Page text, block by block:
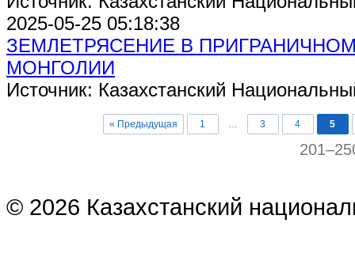
2025-05-25 05:18:38
ЗЕМЛЕТРЯСЕНИЕ В
МОНГОЛИИ
Источник: Казахстанский
« Предыдущая 1 … 3 4 5
© 2026 Казахстанский